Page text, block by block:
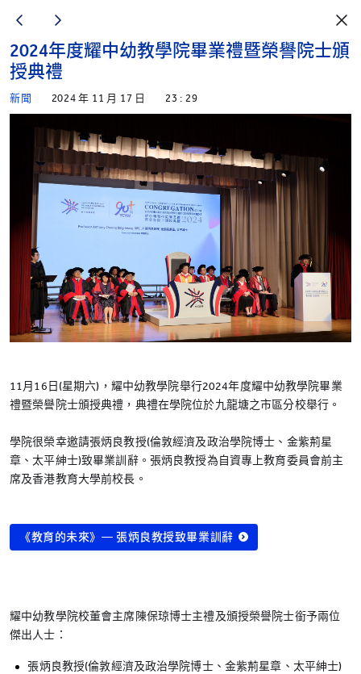
2024年度耀中幼教學院畢業禮暨榮譽院士頒
授典禮
新聞 2024 年 11 月 17 日 23 : 29
11月16日(星期六)，耀中幼教學院舉行2024年度耀中幼教學院畢業
禮暨榮譽院士頒授典禮，典禮在學院位於九龍塘之市區分校舉行。
學院很榮幸邀請張炳良教授(倫敦經濟及政治學院博士、金紫荊星
章、太平紳士)致畢業訓辭。張炳良教授為自資專上教育委員會前主
席及香港教育大學前校長。
《教育的未來》— 張炳良教授致畢業訓辭
耀中幼教學院校董會主席陳保琼博士主禮及頒授榮譽院士銜予兩位
傑出人士：
張炳良教授(倫敦經濟及政治學院博士、金紫荊星章、太平紳士)